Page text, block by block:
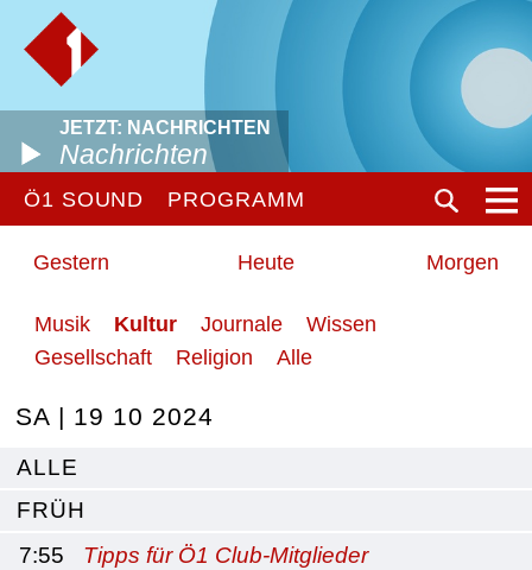
JETZT: NACHRICHTEN
Nachrichten
Ö1 SOUND PROGRAMM
Gestern Heute Morgen
Musik Kultur Journale
Wissen
Gesellschaft
Religion Alle
SA | 19 10 2024
ALLE
FRÜH
7:55
Tipps für Ö1 Club-Mitglieder